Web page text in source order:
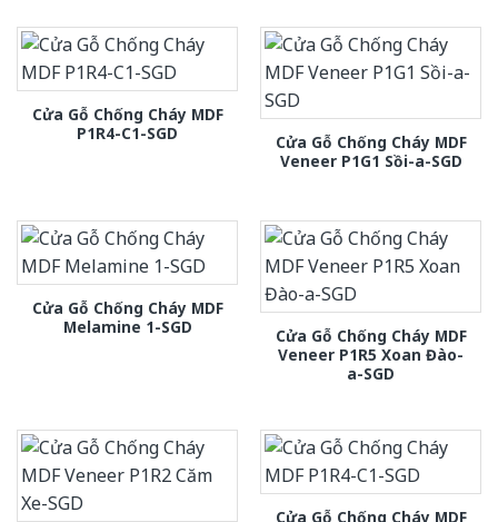
Cửa Gỗ Chống Cháy MDF
P1R4-C1-SGD
Cửa Gỗ Chống Cháy MDF
Veneer P1G1 Sồi-a-SGD
Cửa Gỗ Chống Cháy MDF
Melamine 1-SGD
Cửa Gỗ Chống Cháy MDF
Veneer P1R5 Xoan Đào-
a-SGD
Cửa Gỗ Chống Cháy MDF